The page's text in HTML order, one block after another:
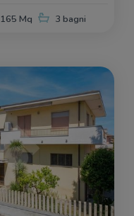
165 Mq 3 bagni